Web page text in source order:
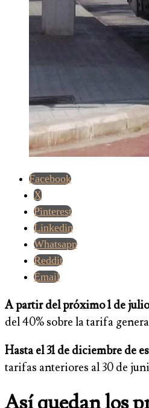
Facebook
X
Pinterest
Linkedin
Whatsapp
Reddit
Email
A partir del próximo 1 de
del 40% sobre la tarifa
Hasta el 31 de diciembre de
tarifas anteriores al 30 de
Así quedan los